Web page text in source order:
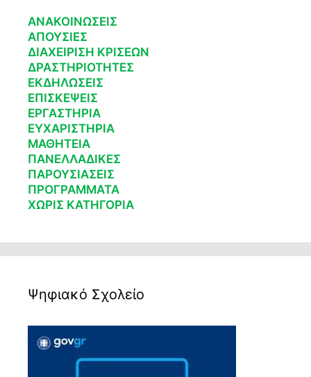
ΑΝΑΚΟΙΝΩΣΕΙΣ
ΑΠΟΥΣΙΕΣ
ΔΙΑΧΕΙΡΙΣΗ ΚΡΙΣΕΩΝ
ΔΡΑΣΤΗΡΙΟΤΗΤΕΣ
ΕΚΔΗΛΩΣΕΙΣ
ΕΠΙΣΚΕΨΕΙΣ
ΕΡΓΑΣΤΗΡΙΑ
ΕΥΧΑΡΙΣΤΗΡΙΑ
ΜΑΘΗΤΕΙΑ
ΠΑΝΕΛΛΑΔΙΚΕΣ
ΠΑΡΟΥΣΙΑΣΕΙΣ
ΠΡΟΓΡΑΜΜΑΤΑ
ΧΩΡΙΣ ΚΑΤΗΓΟΡΙΑ
Ψηφιακό Σχολείο